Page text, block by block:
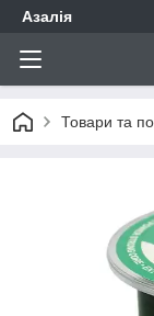
Азалія
Товари та